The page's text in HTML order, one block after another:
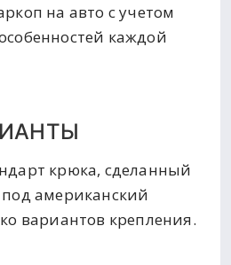
на авто с учетом
каждой
крюка, сделанный
американский
вариантов крепления.